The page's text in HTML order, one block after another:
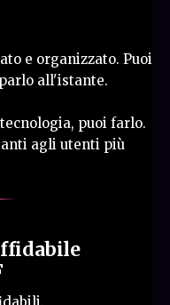
e organizzato. Puoi
all'istante.
puoi farlo.
agli utenti più